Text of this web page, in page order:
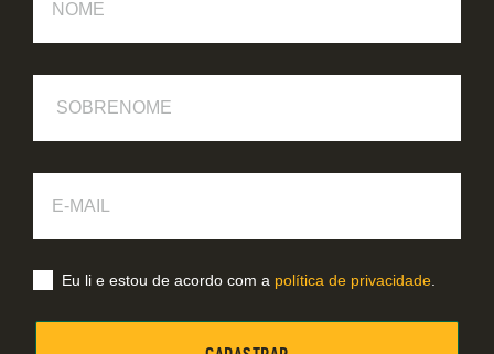
Mail
Eu li e estou de acordo com a política de privacidade